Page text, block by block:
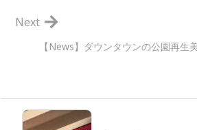
【News】ダウンタウンの公園再生
Next